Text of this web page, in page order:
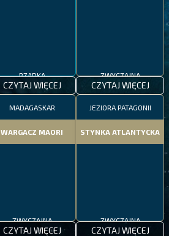
RZADKA
CZYTAJ WIĘCEJ
ZWYCZAJNA
CZYTAJ WIĘCEJ
MADAGASKAR
WARGACZ MAORI
ZWYCZAJNA
CZYTAJ WIĘCEJ
JEZIORA PATAGONII
STYNKA ATLANTYCKA
ZWYCZAJNA
CZYTAJ WIĘCEJ